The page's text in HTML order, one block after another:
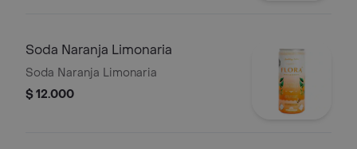
Soda Naranja Limonaria
Soda Naranja Limonaria
$ 12.000